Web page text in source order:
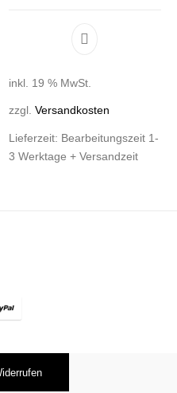
inkl. 19 % MwSt.
zzgl. Versandkosten
Lieferzeit: Bearbeitungszeit 1-
3 Werktage + Versandzeit